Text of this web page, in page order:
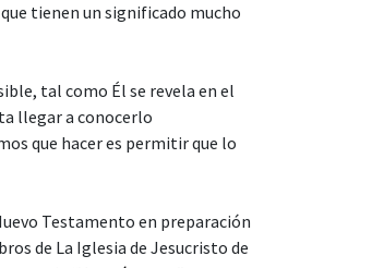
tienen un significado mucho
tal como Él se revela en el
llegar a conocerlo
que hacer es permitir que lo
Testamento en preparación
de La Iglesia de Jesucristo de